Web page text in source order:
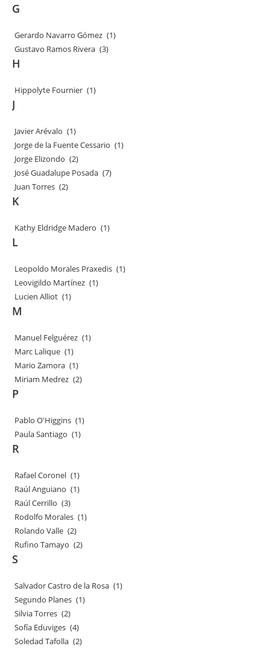
G
Gerardo Navarro Gómez (1)
Gustavo Ramos Rivera (3)
H
Hippolyte Fournier (1)
J
Javier Arévalo (1)
Jorge de la Fuente Cessario (1)
Jorge Elizondo (2)
José Guadalupe Posada (7)
Juan Torres (2)
K
Kathy Eldridge Madero (1)
L
Leopoldo Morales Praxedis (1)
Leovigildo Martínez (1)
Lucien Alliot (1)
M
Manuel Felguérez (1)
Marc Lalique (1)
Mario Zamora (1)
Miriam Medrez (2)
P
Pablo O'Higgins (1)
Paula Santiago (1)
R
Rafael Coronel (1)
Raúl Anguiano (1)
Raúl Cerrillo (3)
Rodolfo Morales (1)
Rolando Valle (2)
Rufino Tamayo (2)
S
Salvador Castro de la Rosa (1)
Segundo Planes (1)
Silvia Torres (2)
Sofía Eduviges (4)
Soledad Tafolla (2)